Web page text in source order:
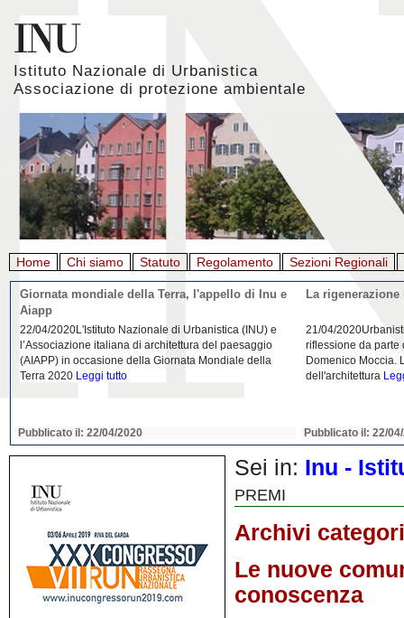
Istituto Nazionale di Urbanistica
Associazione di protezione ambientale
Home Chi siamo Statuto Regolamento Sezioni Regionali
Giornata mondiale della Terra, l'appello di Inu e
Aiapp
22/04/2020L'Istituto Nazionale di Urbanistica (INU) e
l’Associazione italiana di architettura del paesaggio
(AIAPP) in occasione della Giornata Mondiale della
Terra 2020 Leggi tutto
Pubblicato il: 22/04/2020
La
21/04/
riflessione da parte
Domenico Moccia.
dell'architettura
Pubblicato il: 22/
Sei in: Inu -
PREMI
Archivi
Le nuove
conoscenza